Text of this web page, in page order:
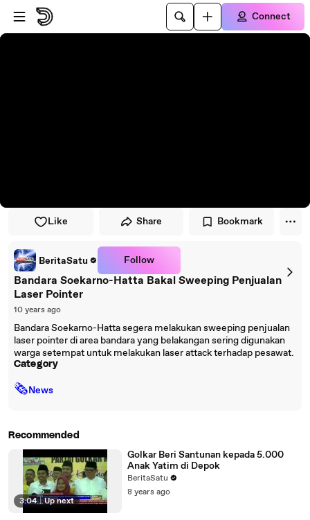
Skip to player
Skip to main content
Connect
Like Share Bookmark
BeritaSatu Follow
Bandara Soekarno-Hatta Bakal Sweeping Penjualan
Laser Pointer
10 years ago
Bandara Soekarno-Hatta segera melakukan sweeping penjualan
laser pointer di area bandara yang belakangan sering digunakan
warga setempat untuk melakukan laser attack terhadap pesawat.
Category
🗞News
Recommended
3:04 | Up next
Golkar Beri Santunan kepada 5.000
Anak Yatim di Depok
BeritaSatu
8 years ago